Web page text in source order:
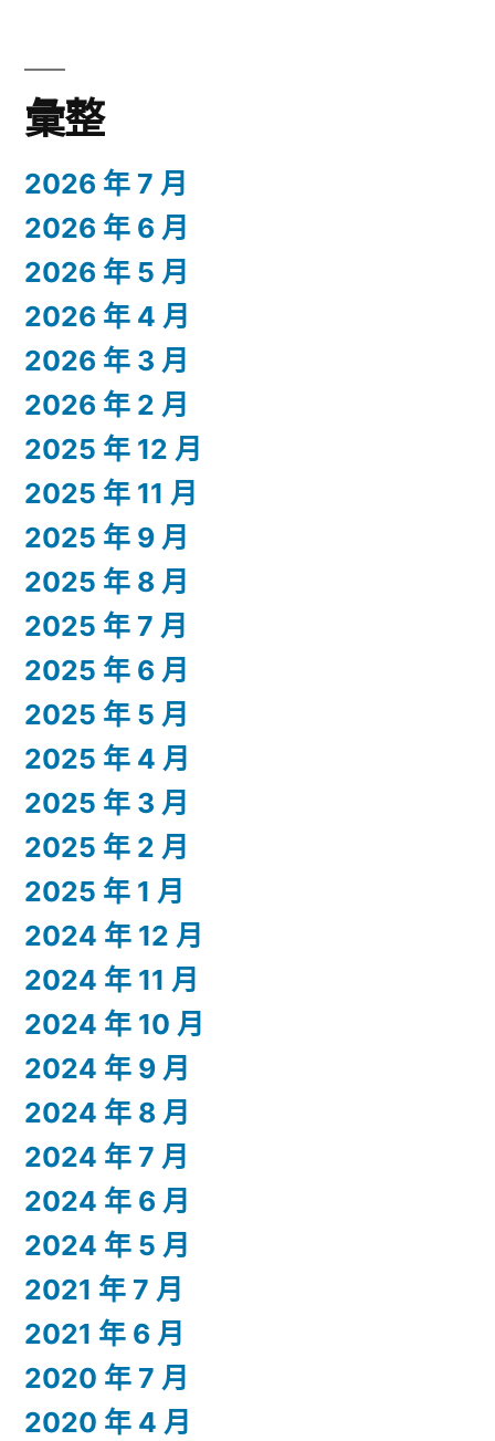
彙整
2026 年 7 月
2026 年 6 月
2026 年 5 月
2026 年 4 月
2026 年 3 月
2026 年 2 月
2025 年 12 月
2025 年 11 月
2025 年 9 月
2025 年 8 月
2025 年 7 月
2025 年 6 月
2025 年 5 月
2025 年 4 月
2025 年 3 月
2025 年 2 月
2025 年 1 月
2024 年 12 月
2024 年 11 月
2024 年 10 月
2024 年 9 月
2024 年 8 月
2024 年 7 月
2024 年 6 月
2024 年 5 月
2021 年 7 月
2021 年 6 月
2020 年 7 月
2020 年 4 月